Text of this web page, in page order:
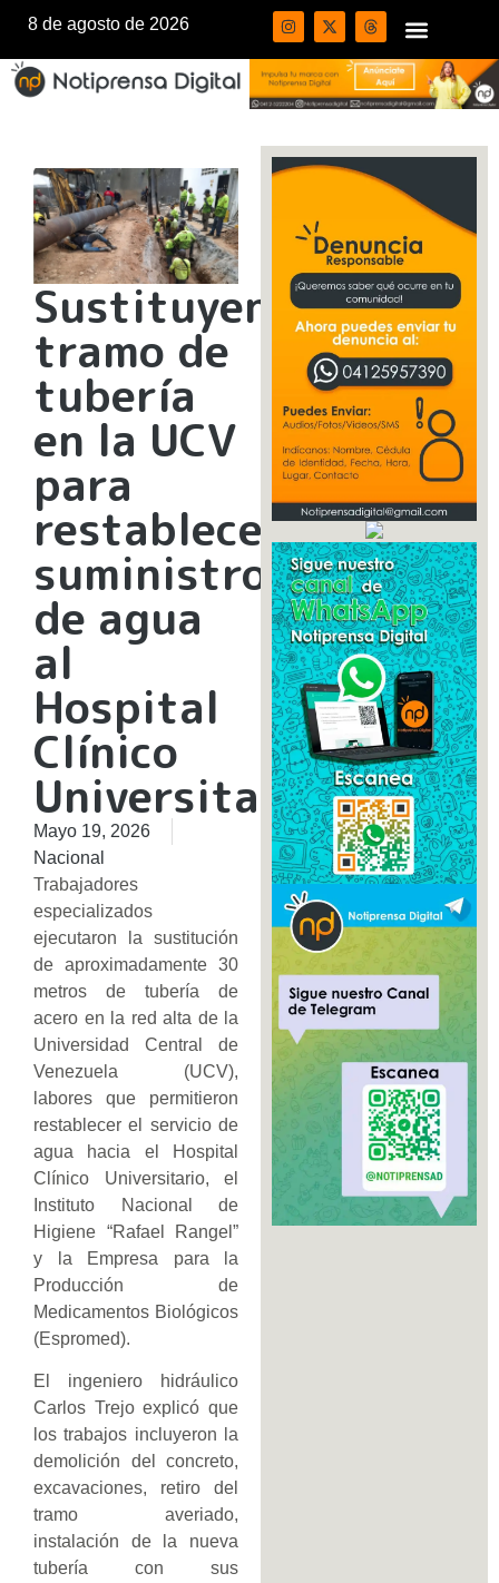
8 de agosto de 2026
Sustituyen
tramo de
tubería
en la UCV
para
restablecer
suministro
de agua
al
Hospital
Clínico
Universitario
Mayo 19, 2026
Nacional
Trabajadores
especializados
ejecutaron la sustitución
de aproximadamente 30
metros de tubería de
acero en la red alta de la
Universidad Central de
Venezuela (UCV),
labores que permitieron
restablecer el servicio de
agua hacia el Hospital
Clínico Universitario, el
Instituto Nacional de
Higiene “Rafael Rangel”
y la Empresa para la
Producción de
Medicamentos Biológicos
(Espromed).
El ingeniero hidráulico
Carlos Trejo explicó que
los trabajos incluyeron la
demolición del concreto,
excavaciones, retiro del
tramo averiado,
instalación de la nueva
tubería con sus